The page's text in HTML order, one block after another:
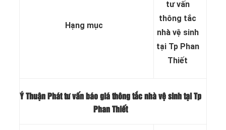
Hạng mục
tư vấn
thông tắc
nhà vệ sinh
tại Tp Phan
Thiết
Ý Thuận Phát tư vấn báo giá thông tắc nhà vệ sinh tại Tp
Phan Thiết